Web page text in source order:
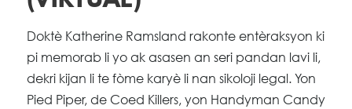
Doktè Katherine Ramsland rakonte entèraksyon ki
pi memorab li yo ak asasen an seri pandan lavi li,
dekri kijan li te fòme karyè li nan sikoloji legal. Yon
Pied Piper, de Coed Killers, yon Handyman Candy